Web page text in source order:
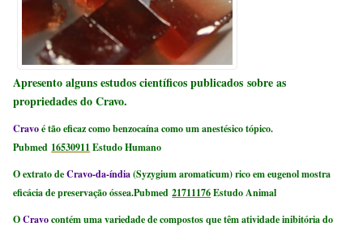
Apresento alguns estudos científicos publicadossobre as
propriedades do Cravo.
Cravoé tão eficaz como benzocaína como um anestésico tópico.
Pubmed 16530911 Estudo Humano
O extrato deCravo-da-índia(Syzygium aromaticum) rico em eugenol mostra
eficácia de preservação óssea.Pubmed21711176Estudo Animal
OCravocontém uma variedadede compostos que têm atividade inibitória do